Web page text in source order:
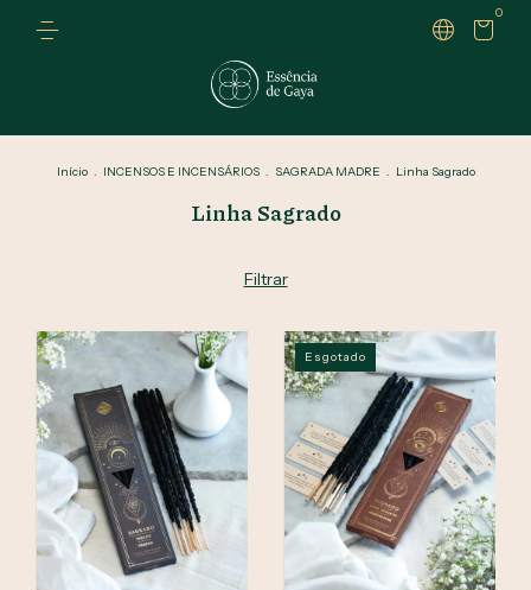
0
Início . INCENSOS E INCENSÁRIOS . SAGRADA MADRE . Linha Sagrado
Linha Sagrado
Filtrar
Esgotado